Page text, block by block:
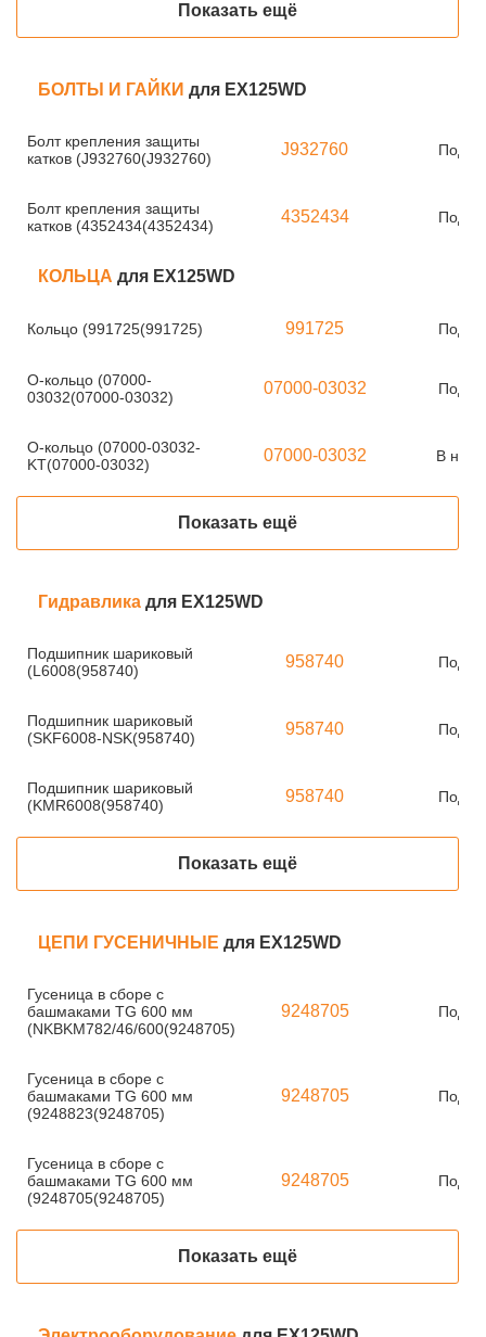
Показать ещё
БОЛТЫ И ГАЙКИ для EX125WD
Болт крепления защиты
катков (J932760(J932760)
J932760 Под
Болт крепления защиты
катков (4352434(4352434)
4352434 Под
КОЛЬЦА для EX125WD
Кольцо (991725(991725) 991725 Под
О-кольцо (07000-
03032(07000-03032)
07000-03032 Под
О-кольцо (07000-03032-
KT(07000-03032)
07000-03032 В
Показать ещё
Гидравлика для EX125WD
Подшипник шариковый
(L6008(958740)
958740 Под
Подшипник шариковый
(SKF6008-NSK(958740)
958740 Под
Подшипник шариковый
(KMR6008(958740)
958740 Под
Показать ещё
ЦЕПИ ГУСЕНИЧНЫЕ для EX125WD
Гусеница в сборе с
башмаками TG 600 мм
(NKBKM782/46/600(9248705)
9248705 Под
Гусеница в сборе с
башмаками TG 600 мм
(9248823(9248705)
9248705 Под
Гусеница в сборе с
башмаками TG 600 мм
(9248705(9248705)
9248705 Под
Показать ещё